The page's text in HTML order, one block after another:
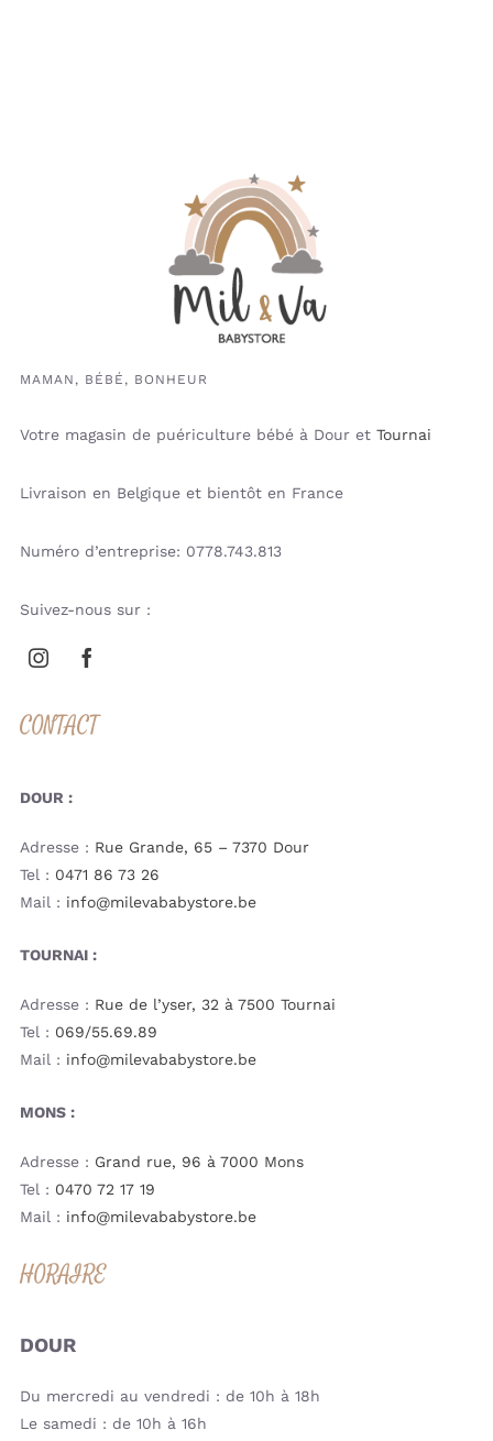
MAMAN, BÉBÉ, BONHEUR
Votre magasin de puériculture bébé à Dour et Tournai
Livraison en Belgique et bientôt en France
Numéro d’entreprise: 0778.743.813
Suivez-nous sur :
CONTACT
DOUR :
Adresse : Rue Grande, 65 – 7370 Dour
Tel : 0471 86 73 26
Mail : info@milevababystore.be
TOURNAI :
Adresse : Rue de l’yser, 32 à 7500 Tournai
Tel : 069/55.69.89
Mail : info@milevababystore.be
MONS :
Adresse : Grand rue, 96 à 7000 Mons
Tel : 0470 72 17 19
Mail : info@milevababystore.be
HORAIRE
DOUR
Du mercredi au vendredi : de 10h à 18h
Le samedi : de 10h à 16h